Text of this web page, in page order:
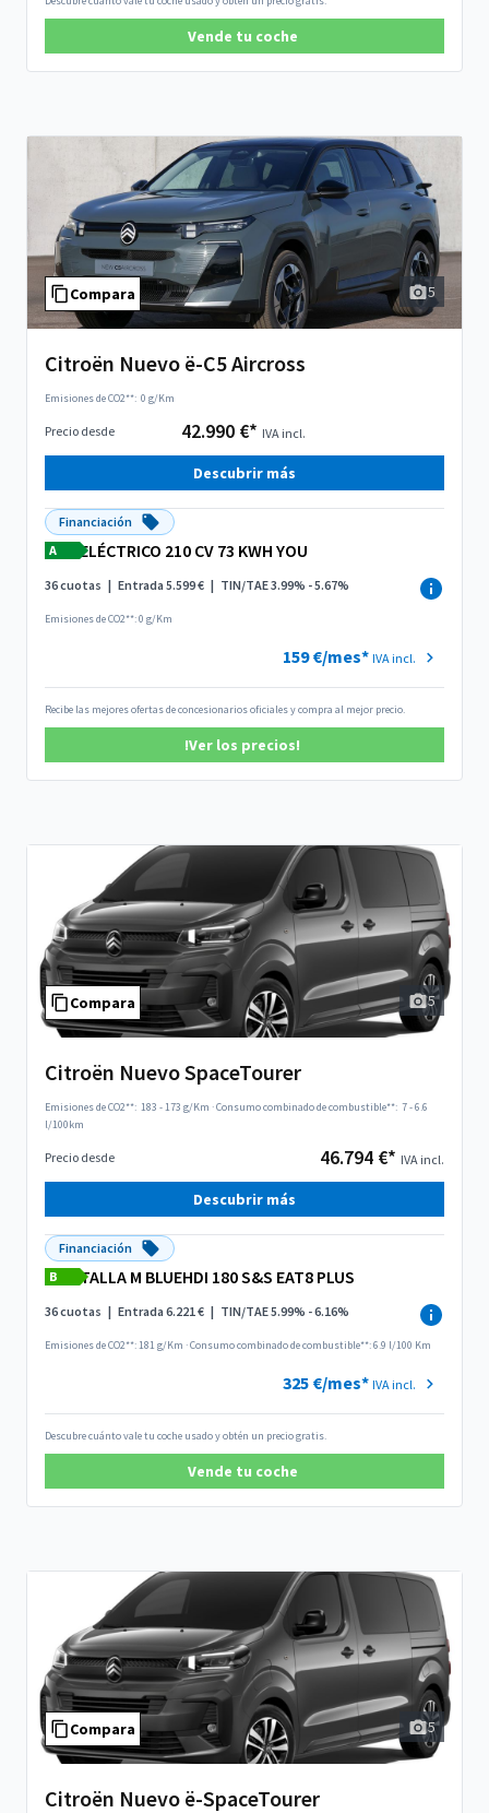
Vende tu coche
Compara 5
Citroën Nuevo ë-C5 Aircross
Emisiones de CO2**: 0 g/Km
Precio desde 42.990 €* IVA incl.
Descubrir más
Financiación
A
ELÉCTRICO 210 CV 73 KWH YOU
36 cuotas | Entrada 5.599 € | TIN/TAE 3.99% - 5.67%
Emisiones de CO2**: 0 g/Km
159 €/mes* IVA incl.
Recibe las mejores ofertas de concesionarios oficiales y compra al mejor precio.
!Ver los precios!
Compara 5
Citroën Nuevo SpaceTourer
Emisiones de CO2**: 183 - 173 g/Km ·Consumo combinado de combustible**: 7 - 6.6
l/100km
Precio desde 46.794 €* IVA incl.
Descubrir más
Financiación
B
TALLA M BLUEHDI 180 S&S EAT8 PLUS
36 cuotas | Entrada 6.221 € | TIN/TAE 5.99% - 6.16%
Emisiones de CO2**: 181 g/Km ·Consumo combinado de combustible**: 6.9 l/100 Km
325 €/mes* IVA incl.
Descubre cuánto vale tu coche usado y obtén un precio gratis.
Vende tu coche
Compara 5
Citroën Nuevo ë-SpaceTourer